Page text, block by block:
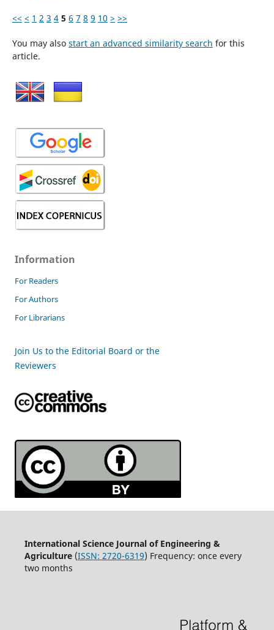
<< < 1 2 3 4 5 6 7 8 9 10 > >>
You may also start an advanced similarity search for this
article.
Information
For Readers
For Authors
For Librarians
Join Us to the Editorial Board or the
Reviewers
International Science Journal of Engineering &
Agriculture(ISSN: 2720-6319) Frequency: once every
two months